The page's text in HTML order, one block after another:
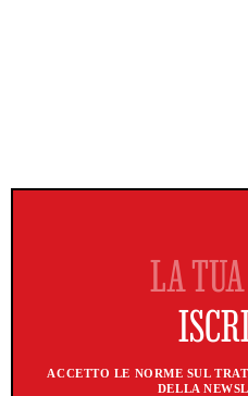
ACCETTO LE NORME SUL
DELLA